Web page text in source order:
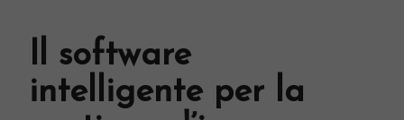
Il software
intelligente per la